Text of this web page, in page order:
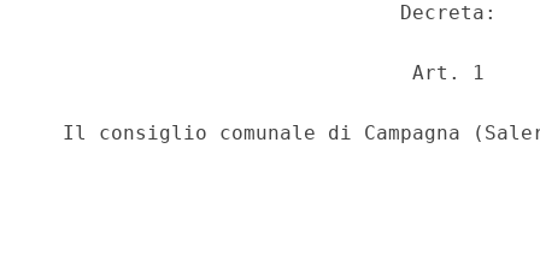
                              Decreta:
                               Art. 1